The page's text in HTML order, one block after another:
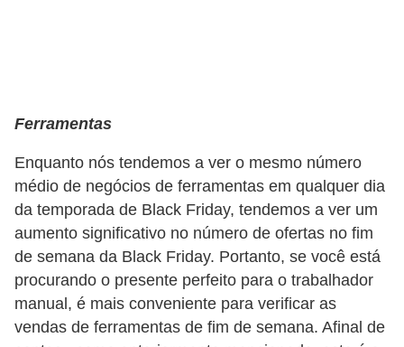
Ferramentas
Enquanto nós tendemos a ver o mesmo número
médio de negócios de ferramentas em qualquer dia
da temporada de Black Friday, tendemos a ver um
aumento significativo no número de ofertas no fim
de semana da Black Friday. Portanto, se você está
procurando o presente perfeito para o trabalhador
manual, é mais conveniente para verificar as
vendas de ferramentas de fim de semana. Afinal de